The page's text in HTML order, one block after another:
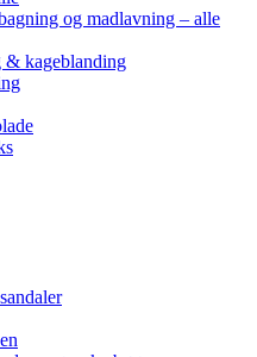
og madlavning – alle
kageblanding